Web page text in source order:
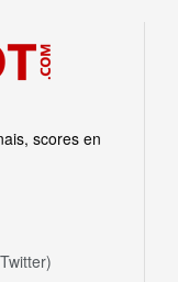
scores en